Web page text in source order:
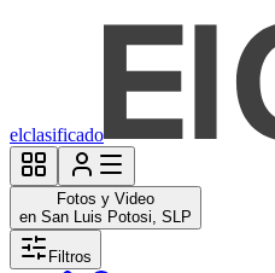
elclasificado
Fotos y Video
en San Luis Potosi, SLP
Filtros